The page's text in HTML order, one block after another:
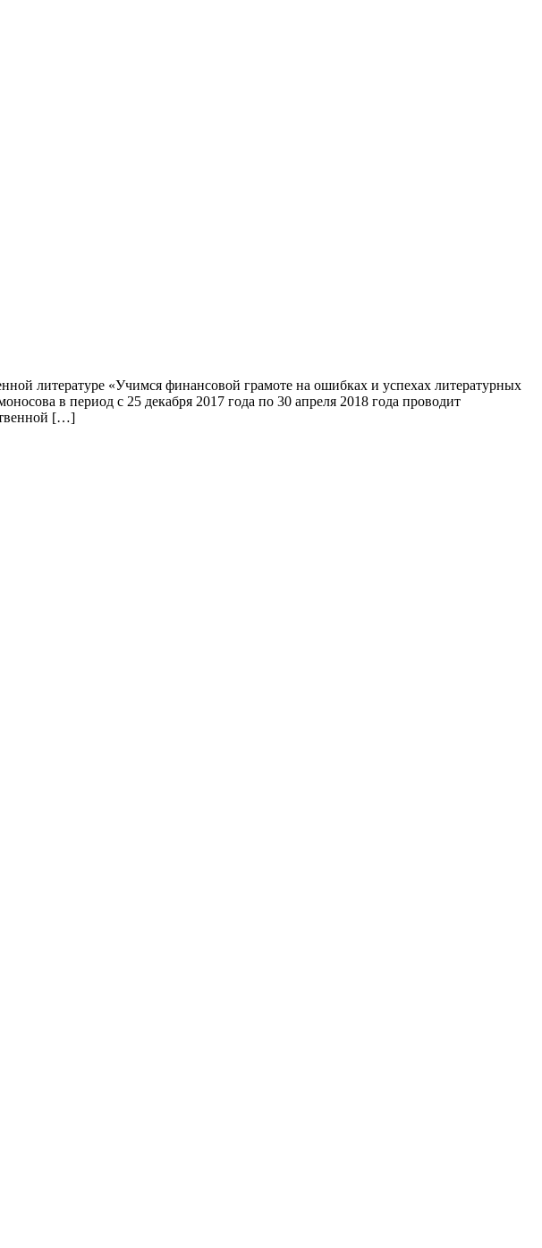
литературе «Учимся финансовой грамоте на ошибках и успехах литературных
в период с 25 декабря 2017 года по 30 апреля 2018 года проводит
[…]